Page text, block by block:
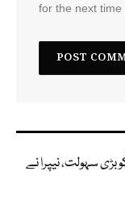
for the next time
بڑی سہولت، نیپرا نے